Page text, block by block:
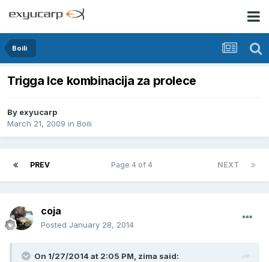
Boili
Trigga Ice kombinacija za prolece
By exyucarp
March 21, 2009 in Boili
PREV NEXT
Page 4 of 4
coja
Posted January 28, 2014
On 1/27/2014 at 2:05 PM, zima said: